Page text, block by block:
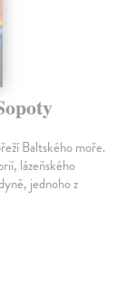
Baltského moře.
lázeňského
jednoho z